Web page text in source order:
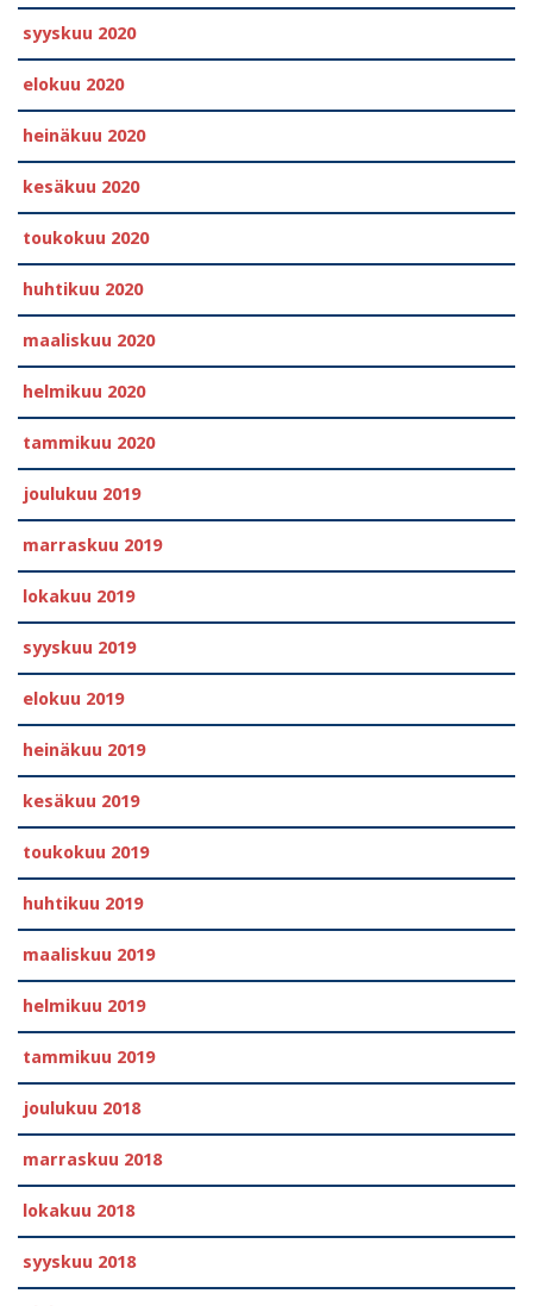
syyskuu 2020
elokuu 2020
heinäkuu 2020
kesäkuu 2020
toukokuu 2020
huhtikuu 2020
maaliskuu 2020
helmikuu 2020
tammikuu 2020
joulukuu 2019
marraskuu 2019
lokakuu 2019
syyskuu 2019
elokuu 2019
heinäkuu 2019
kesäkuu 2019
toukokuu 2019
huhtikuu 2019
maaliskuu 2019
helmikuu 2019
tammikuu 2019
joulukuu 2018
marraskuu 2018
lokakuu 2018
syyskuu 2018